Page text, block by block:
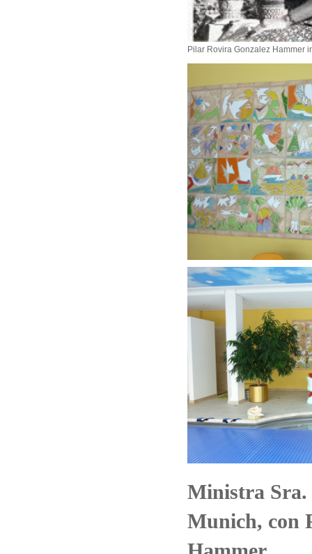
Pilar Rovira Gonzalez Hammer
Ministra
Munich, con